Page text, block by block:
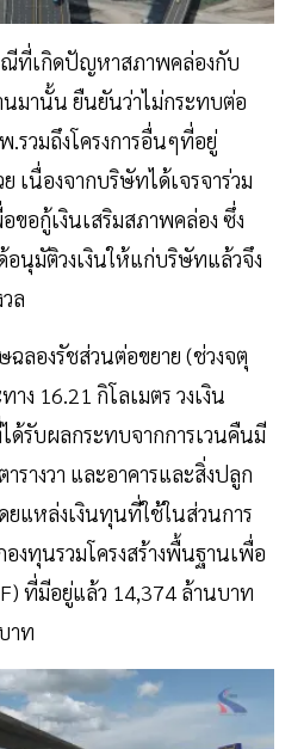
ณีที่เกิดปัญหาสภาพคล่องกับ
มานั้น ยืนยันว่าไม่กระทบต่อ
รวมถึงโครงการอื่นๆที่อยู่
เนื่องจากบริษัทได้เจรจาร่วม
ขอกู้เงินเสริมสภาพคล่อง ซึ่ง
อนุมัติวงเงินให้แก่บริษัทแล้วจึง
ล
ฉลองรัชส่วนต่อขยาย (ช่วงจตุ
ง 16.21 กิโลเมตร วงเงิน
รับผลกระทบจากการเวนคืนมี
รางวา และอาคารและสิ่งปลูก
ยแหล่งเงินทุนที่ใช้ในส่วนการ
งทุนรวมโครงสร้างพื้นฐานเพื่อ
ที่มีอยู่แล้ว 14,374 ล้านบาท
าท